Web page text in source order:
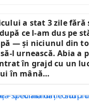
a stat 3 zile fără
ce l-am dus pe
— și niciunul din
l urnească. Abia a
în grajd cu un
în mână…